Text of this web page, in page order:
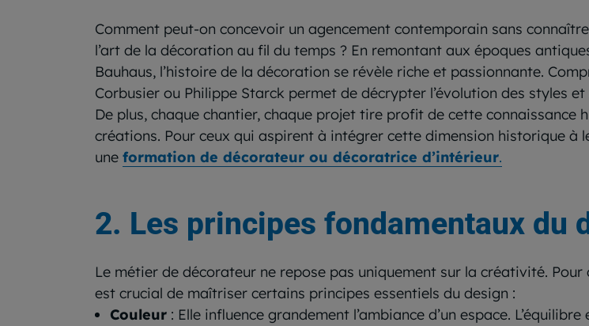
Comment peut-on concevoir un agencement contemporain sans
l’art de la décoration au fil du temps ? En remontant aux époques
Bauhaus, l’histoire de la décoration se révèle riche et passionnante.
Corbusier ou Philippe Starck permet de décrypter l’évolution des styles et
De plus, chaque chantier, chaque projet tire profit de cette
créations. Pour ceux qui aspirent à intégrer cette dimension historique à
une formation de décorateur ou décoratrice d’intérieur.
2. Les principes fondamentaux du
Le métier de décorateur ne repose pas uniquement sur la créativité.
est crucial de maîtriser certains principes essentiels du design :
Couleur : Elle influence grandement l’ambiance d’un espace.